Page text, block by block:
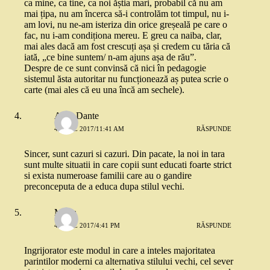
ca mine, ca tine, ca noi ăștia mari, probabil că nu am
mai țipa, nu am încerca să-i controlăm tot timpul, nu i-
am lovi, nu ne-am isteriza din orice greșeală pe care o
fac, nu i-am condiționa mereu. E greu ca naiba, clar,
mai ales dacă am fost crescuți așa și credem cu tăria că
iată, „ce bine suntem/ n-am ajuns așa de rău”.
Despre de ce sunt convinsă că nici în pedagogie
sistemul ăsta autoritar nu funcționează aș putea scrie o
carte (mai ales că eu una încă am sechele).
Aura Dante
4 IULIE 2017/11:41 AM RĂSPUNDE
Sincer, sunt cazuri si cazuri. Din pacate, la noi in tara
sunt multe situatii in care copii sunt educati foarte strict
si exista numeroase familii care au o gandire
preconceputa de a educa dupa stilul vechi.
Mona
4 IULIE 2017/4:41 PM RĂSPUNDE
Ingrijorator este modul in care a inteles majoritatea
parintilor moderni ca alternativa stilului vechi, cel sever